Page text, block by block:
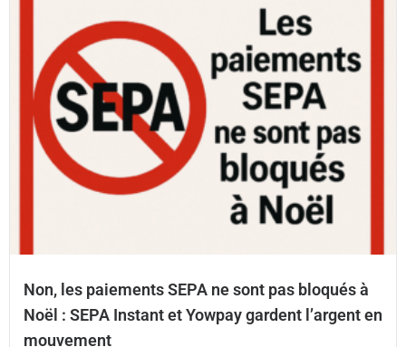
Non, les paiements SEPA ne sont pas bloqués à
Noël : SEPA Instant et Yowpay gardent l’argent en
mouvement